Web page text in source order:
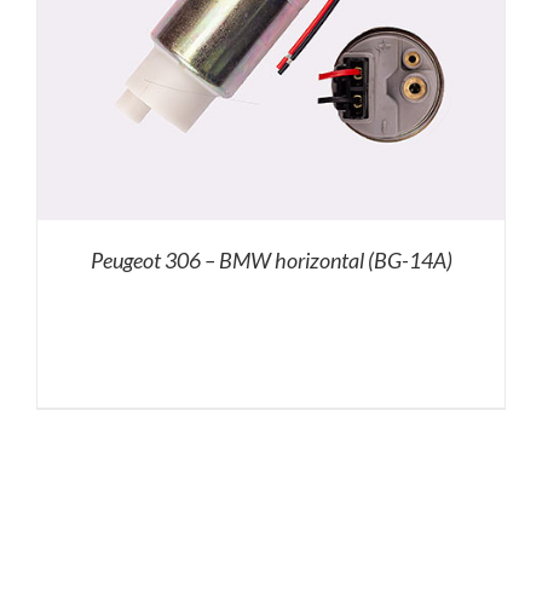
Peugeot 306 – BMW horizontal (BG-14A)